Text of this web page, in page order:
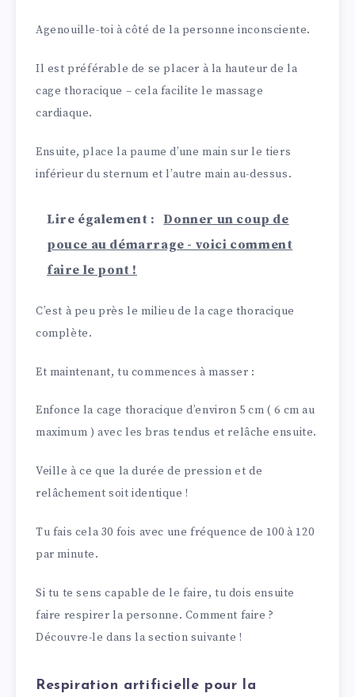
Agenouille-toi à côté de la personne inconsciente.
Il est préférable de se placer à la hauteur de la
cage thoracique – cela facilite le massage
cardiaque.
Ensuite, place la paume d’une main sur le tiers
inférieur du sternum et l’autre main au-dessus.
Lire également :
Donner un coup de
pouce au démarrage - voici comment
faire le pont !
C’est à peu près le milieu de la cage thoracique
complète.
Et maintenant, tu commences à masser :
Enfonce la cage thoracique d’environ 5 cm ( 6 cm au
maximum ) avec les bras tendus et relâche ensuite.
Veille à ce que la durée de pression et de
relâchement soit identique !
Tu fais cela 30 fois avec une fréquence de 100 à 120
par minute.
Si tu te sens capable de le faire, tu dois ensuite
faire respirer la personne. Comment faire ?
Découvre-le dans la section suivante !
Respiration artificielle pour la